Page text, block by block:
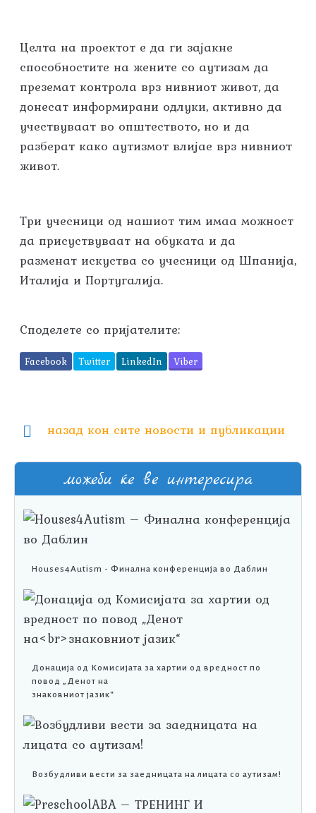
Целта на проектот е да ги зајакне
способностите на жените со аутизам да
преземат контрола врз нивниот живот, да
донесат информирани одлуки, активно да
учествуваат во општеството, но и да
разберат како аутизмот влијае врз нивниот
живот.
Три учесници од нашиот тим имаа можност
да присуствуваат на обуката и да
разменат искуства со учесници од Шпанија,
Италија и Португалија.
Споделете со пријателите:
Facebook Twitter LinkedIn Viber
назад кон сите новости и публикации
можеби ќе ве интересира
Houses4Autism - Финална конференција во Даблин
Донација од Комисијата за хартии од вредност по
повод „Денот на
знаковниот јазик“
Возбудливи вести за заедницата на лицата со аутизам!